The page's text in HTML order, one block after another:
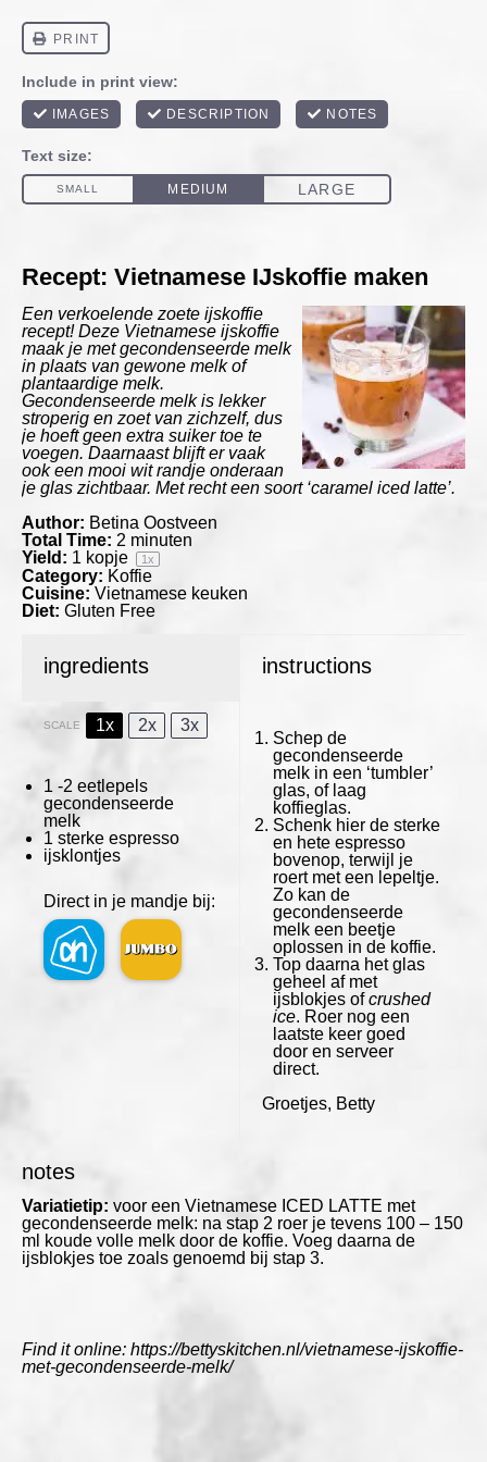
Recept: Vietnamese IJskoffie maken
Een verkoelende zoete ijskoffie
recept! Deze Vietnamese ijskoffie
maak je met gecondenseerde melk
in plaats van gewone melk of
plantaardige melk.
Gecondenseerde melk is lekker
stroperig en zoet van zichzelf, dus
je hoeft geen extra suiker toe te
voegen. Daarnaast blijft er vaak
ook een mooi wit randje onderaan
je glas zichtbaar. Met recht een soort ‘caramel iced latte’.
Author: Betina Oostveen
Total Time: 2 minuten
Yield: 1 kopje 1x
Category: Koffie
Cuisine: Vietnamese keuken
Diet: Gluten Free
ingredients
SCALE 1x 2x 3x
1 -2 eetlepels
gecondenseerde
melk
1 sterke espresso
ijsklontjes
Direct in je mandje bij:
instructions
Schep de
gecondenseerde
melk in een ‘tumbler’
glas, of laag
koffieglas.
Schenk hier de sterke
en hete espresso
bovenop, terwijl je
roert met een lepeltje.
Zo kan de
gecondenseerde
melk een beetje
oplossen in de koffie.
Top daarna het glas
geheel af met
ijsblokjes ofcrushed
ice. Roer nog een
laatste keer goed
door en serveer
direct.
Groetjes, Betty
notes
Variatietip: voor een Vietnamese ICED LATTE met
gecondenseerde melk: na stap 2 roer je tevens 100 – 150
ml koude volle melk door de koffie. Voeg daarna de
ijsblokjes toe zoals genoemd bij stap 3.
Find it online: https://bettyskitchen.nl/vietnamese-ijskoffie-
met-gecondenseerde-melk/